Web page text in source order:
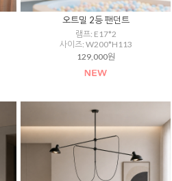
오트밀 2등 팬던트
램프: E17*2
사이즈: W200*H113
129,000원